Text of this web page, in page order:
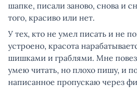
шапке, писали заново, снова и
того, красиво или нет.
У тех, кто не умел писать и не
устроено, красота
шишками и граблями. Мне
умею читать, но плохо пишу, и
написанное пропускаю через